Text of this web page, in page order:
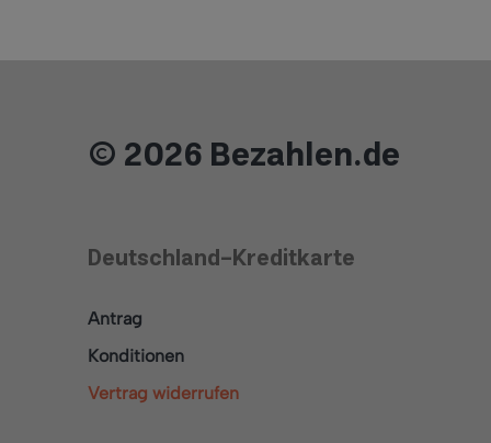
© 2026 Bezahlen.de
Deutschland-Kreditkarte
Antrag
Konditionen
Vertrag widerrufen